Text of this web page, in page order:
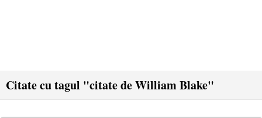
Citate cu tagul "citate de William Blake"